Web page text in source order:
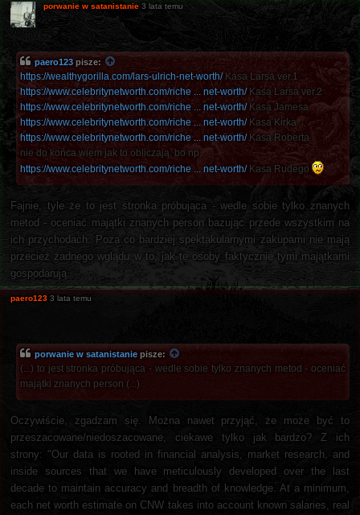
porwanie w satanistanie 3 lata temu
paero123 pisze:
https://wealthygorilla.com/lars-ulrich-net-worth/Kasa Larsa ver.1
https://www.celebritynetworth.com/riche ... net-worth/Kasa Larsa ver.2
https://www.celebritynetworth.com/riche ... net-worth/Kasa Jamesa
https://www.celebritynetworth.com/riche ... net-worth/Kasa Kirka
https://www.celebritynetworth.com/riche ... net-worth/Kasa Roberta
nie do końca wiem jak to obliczają, bo np.
https://www.celebritynetworth.com/riche ... net-worth/Kasa Rudego
Fajnie, tyle że to jest stronka próbująca - wedle sobie tylko znanych
metod - oceniać majątki znanych person bazując przede wszystkim na
ich przychodach. Poza co bardziej spektakularnymi zakupami nie mają
przecież żadnego wglądu w to, jak te osoby faktycznie tymi majątkami
gospodarują.
paero123 3 lata temu
porwanie w satanistanie pisze:
(...) to jest stronka próbująca - wedle sobie tylko znanych metod - oceniać
majątki znanych person (...)
Oczywiście, zgadzam się. Można nawet przyjąć, że może być to
przeszacowane/niedoszacowane, ciekawe tylko jak bardzo? Z ich
strony: "Our data is rooted in financial analysis, market research, and
inside sources that we have meticulously developed over the last
decade to maintain accuracy and breadth of knowledge. At a minimum,
each net worth estimate on CNW takes into account known salaries, real